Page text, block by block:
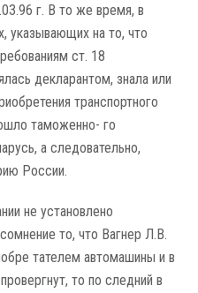
г. В то же время, в
указывающих на то, что
ст. 18
декларантом, знала или
транспортного
таможенно- го
а следовательно,
России.
не установлено
то, что Вагнер Л.В.
тателем автомашины и в
то по­ следний в